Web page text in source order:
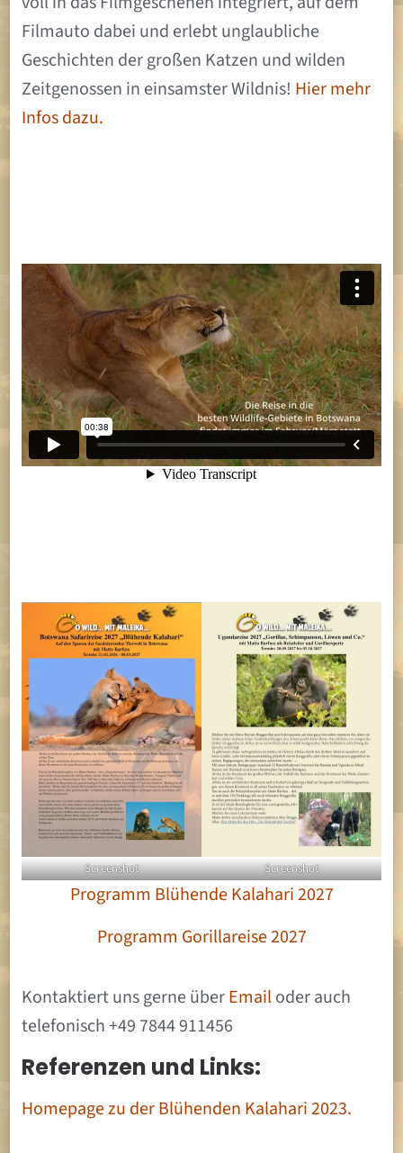
Filmauto dabei und erlebt unglaubliche
Geschichten der großen Katzen und wilden
Zeitgenossen in einsamster Wildnis! Hier mehr
Infos dazu.
Screenshot Screenshot
Programm Blühende Kalahari 2027
Programm Gorillareise 2027
Kontaktiert uns gerne überEmailoder auch
telefonisch +49 7844 911456
Referenzen und Links:
Homepage zu der Blühenden Kalahari 2023.